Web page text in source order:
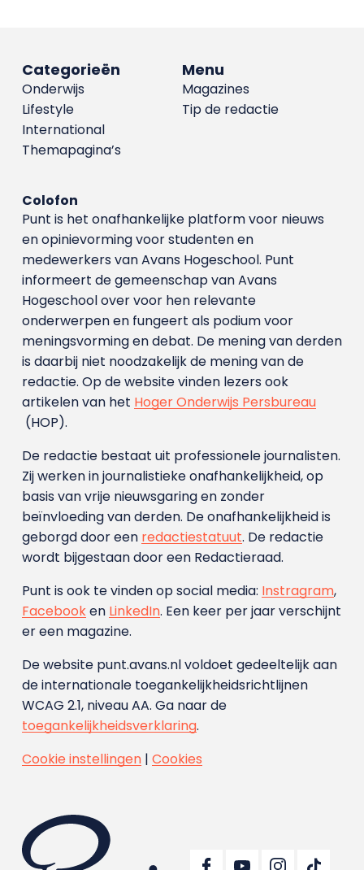
Menu
Magazines
Tip de redactie
Categorieën
Onderwijs
Lifestyle
International
Themapagina’s
Colofon
Punt is het onafhankelijke platform voor nieuws
en opinievorming voor studenten en
medewerkers van Avans Hoge­school. Punt
informeert de gemeenschap van Avans
Hogeschool over voor hen relevante
onderwerpen en fungeert als podium voor
meningsvorming en debat. De mening van derden
is daarbij niet noodzakelijk de mening van de
redactie. Op de website vinden lezers ook
artikelen van het Hoger Onderwijs Persbureau
(HOP).
De redactie bestaat uit professionele journalisten.
Zij werken in journalistieke onafhankelijkheid, op
basis van vrije nieuwsgaring en zonder
beïnvloeding van derden. De onafhankelijkheid is
geborgd door een redactiestatuut. De redactie
wordt bijgestaan door een Redactieraad.
Punt is ook te vinden op social media: Instragram,
Facebooken LinkedIn. Een keer per jaar verschijnt
er een magazine.
De website punt.avans.nl voldoet gedeeltelijk aan
de internationale toegankelijkheidsrichtlijnen
WCAG 2.1, niveau AA. Ga naar de
toegankelijkheidsverklaring.
Cookie instellingen| Cookies